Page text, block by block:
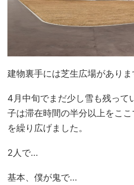
建物裏手には芝生広場がありま
4月中旬でまだ少し雪も残って
子は滞在時間の半分以上をこ
を繰り広げました。
2人で...
基本、僕が鬼で...